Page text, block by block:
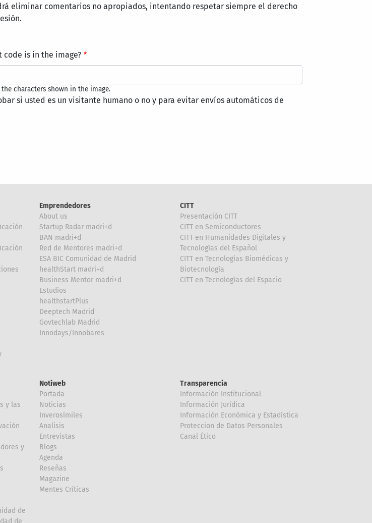
eliminar comentarios no apropiados, intentando respetar siempre el derecho
code is in the image?
the characters shown in the image.
si usted es un visitante humano o no y para evitar envíos automáticos de
Emprendedores
About us
Startup Radar madri+d
BAN madri+d
Red de Mentores madri+d
ESA BIC Comunidad de Madrid
healthStart madri+d
Business Mentor madri+d
Estudios
healthstartPlus
Deeptech Madrid
Govtechlab Madrid
Innodays/Innobares
CITT
Presentación CITT
CITT en Semiconductores
CITT en Humanidades Digitales y
Tecnologías del Español
CITT en Tecnologías Biomédicas y
Biotecnología
CITT en Tecnologías del Espacio
y las
y
de
Notiweb
Portada
Noticias
Inverosímiles
Analisis
Entrevistas
Blogs
Agenda
Reseñas
Magazine
Mentes Críticas
Transparencia
Información Institucional
Información Jurídica
Información Económica y Estadística
Proteccion de Datos Personales
Canal Ético